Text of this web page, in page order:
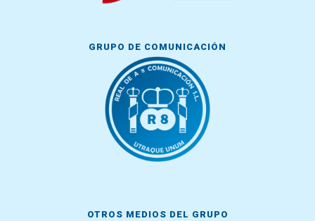
GRUPO DE COMUNICACIÓN
OTROS MEDIOS DEL GRUPO